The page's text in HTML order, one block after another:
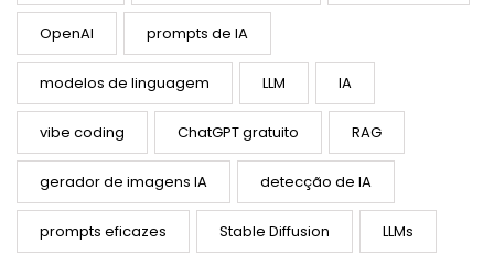
OpenAI prompts de IA
modelos de linguagem LLM IA
vibe coding ChatGPT gratuito RAG
gerador de imagens IA detecção de IA
prompts eficazes Stable Diffusion LLMs